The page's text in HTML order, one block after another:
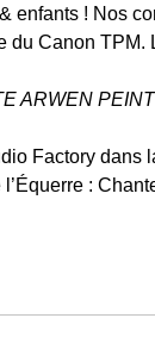
enfants ! Nos
du Canon
ARWEN
Factory dans
: